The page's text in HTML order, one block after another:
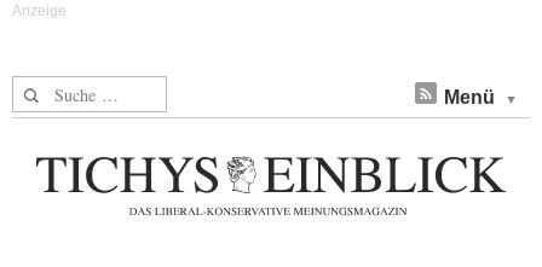
Suche nach: Menü